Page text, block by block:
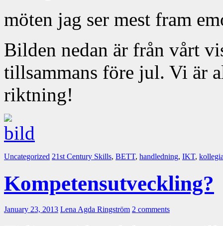
möten jag ser mest fram
Bilden nedan är från vårt
tillsammans före jul. Vi är
riktning!
Uncategorized 21st Century Skills, BETT, handledning, IKT,
Kompetensutveckling?
January 23, 2013 Lena Agda Ringström 2 comments